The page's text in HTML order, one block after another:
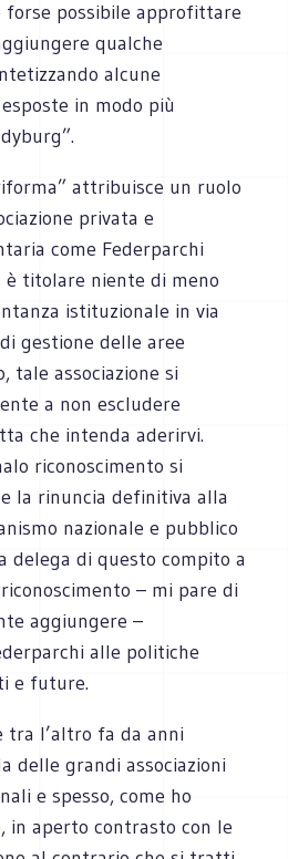
forse possibile approfittare
qualche
alcune
in modo più
attribuisce un ruolo
privata e
come Federparchi
è titolare niente di meno
istituzionale in via
gestione delle aree
tale associazione si
a non escludere
che intenda aderirvi.
riconoscimento si
la rinuncia definitiva alla
nazionale e pubblico
delega di questo compito a
– mi pare di
aggiungere –
alle politiche
e future.
tra l’altro fa da anni
delle grandi associazioni
e spesso, come ho
in aperto contrasto con le